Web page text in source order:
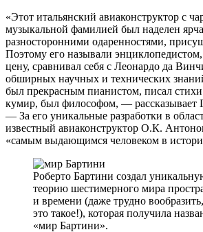
«Этот итальянский авиаконструктор с
музыкальной фамилией был наделен
разносторонними одаренностями,
Поэтому его называли энциклопедистом,
цену, сравнивал себя с Леонардо да
обширных научных и технических
был прекрасным пианистом, писал
кумир, был философом, — рассказывает
— За его уникальные разработки в
известный авиаконструктор О.К.
«самым выдающимся человеком в
Роберто Бартини создал
теорию шестимерного мира
и времени (даже трудно
это такое!), которая получила
«мир Бартини».